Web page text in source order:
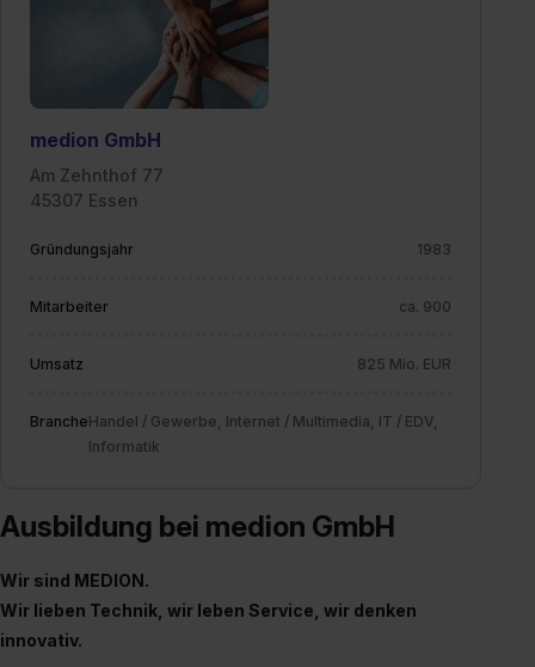
medion GmbH
Am Zehnthof 77
45307 Essen
Gründungsjahr 1983
Mitarbeiter ca. 900
Umsatz 825 Mio. EUR
BrancheHandel / Gewerbe, Internet / Multimedia, IT / EDV,
Informatik
Ausbildung bei medion GmbH
Wir sind MEDION.
Wir lieben Technik, wir leben Service, wir denken
innovativ.